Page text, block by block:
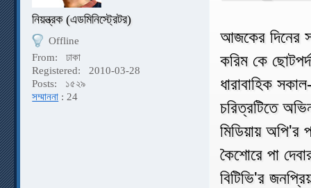
নিয়ন্ত্রক (এডমিনিস্ট্রেটর)
Offline
From:
ঢাকা
Registered:
2010-03-28
Posts:
১৫২৯
সম্মাননা : 24
আজকের দিনের
করিম কে
ধারাবাহিক
চরিত্রটিতে
মিডিয়ায় অপি'র
কৈশোরে পা
বিটিভি'র